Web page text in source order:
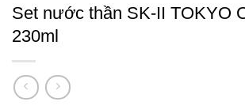
Set nước thần SK-II TOKYO
230ml